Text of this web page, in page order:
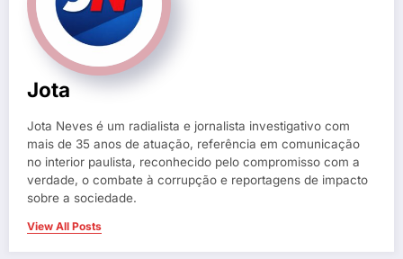
Jota
Jota Neves é um radialista e jornalista investigativo com
mais de 35 anos de atuação, referência em comunicação
no interior paulista, reconhecido pelo compromisso com a
verdade, o combate à corrupção e reportagens de impacto
sobre a sociedade.
View All Posts